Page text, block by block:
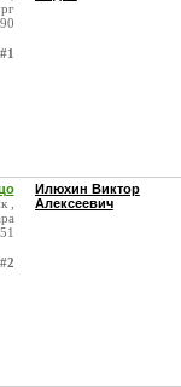
#1
,
#2
Илюхин Виктор
Алексеевич